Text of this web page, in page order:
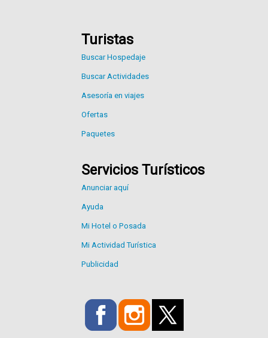
Turistas
Buscar Hospedaje
Buscar Actividades
Asesoría en viajes
Ofertas
Paquetes
Servicios Turísticos
Anunciar aquí
Ayuda
Mi Hotel o Posada
Mi Actividad Turística
Publicidad